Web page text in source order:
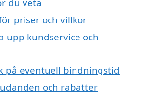
du veta
priser och villkor
upp kundservice och
på eventuell bindningstid
och rabatter